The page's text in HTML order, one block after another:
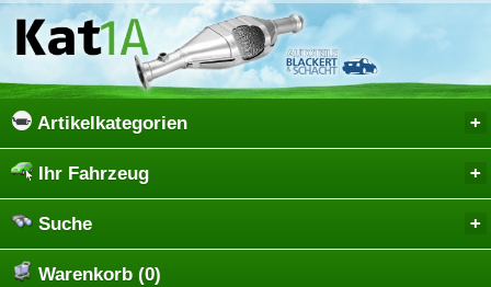
Artikelkategorien
Ihr Fahrzeug
Suche
Warenkorb (0)